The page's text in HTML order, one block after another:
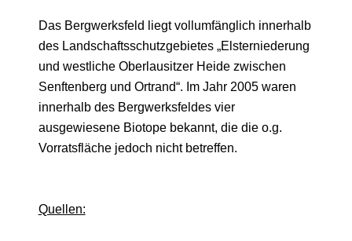
Das Bergwerksfeld liegt vollumfänglich innerhalb
des Landschaftsschutzgebietes „Elsterniederung
und westliche Oberlausitzer Heide zwischen
Senftenberg und Ortrand“. Im Jahr 2005 waren
innerhalb des Bergwerksfeldes vier
ausgewiesene Biotope bekannt, die die o.g.
Vorratsfläche jedoch nicht betreffen.
Quellen: